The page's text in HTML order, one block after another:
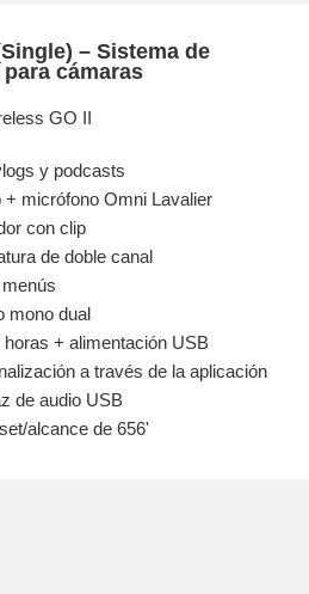
– Sistema de
cámaras
GO II
y podcasts
micrófono Omni Lavalier
con clip
de doble canal
mono dual
+ alimentación USB
a través de la aplicación
de audio USB
alcance de 656'